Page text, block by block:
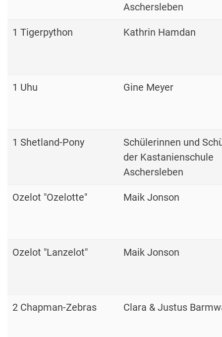
Aschersleben
1 Tigerpython Kathrin Hamdan
1 Uhu Gine Meyer
1 Shetland-Pony
Schülerinnen und
der Kastanienschule
Aschersleben
Ozelot "Ozelotte" Maik Jonson
Ozelot "Lanzelot" Maik Jonson
2 Chapman-Zebras Clara & Justus